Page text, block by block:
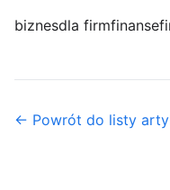
biznesdla firmfinanse
← Powrót do listy